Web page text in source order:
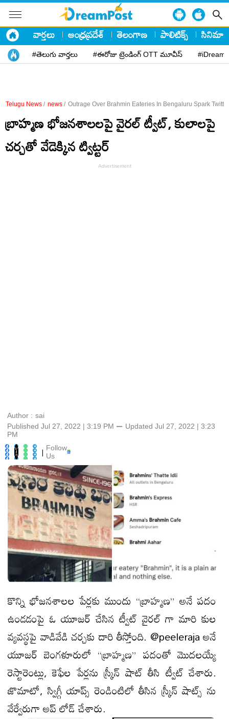
వార్తలు ఆంధ్రప్రదేశ్ తెలంగాణ పాలిటిక్స్ సినిమా
#తెలుగు వార్తలు #ఈరోజు ట్రెండింగ్ OTT మూవీస్
Telugu News / news / Outrage Over Brahmin Eateries In Bengaluru Spark
బ్రాహ్మణ భోజనశాలలపై వైరల్ ట్వీట్, కులాలపై
చర్చతో వేడెక్కిన ట్విట్టర్
Author : sai
Published Jul 27, 2022 | 3:19 PM ⚊ Updated Jul 27, 2022 | 3:23
PM
| Follow
Us
కొన్ని భోజనశాలల పేర్లకు ముందు “బ్రాహ్మణ” అనే పదం
ఉండడంపై ఓ యూజర్ చేసిన ట్వీట్ వైరల్ గా మారి కుల
వ్యవస్థపై వాడివేడి చర్చకు దారి తీస్తోంది. @peeleraja అనే
యూజర్ బెంగళూరులో “బ్రాహ్మణ” పదంతో మొదలయ్యే
రెస్టారెంట్లు, కెఫేల పేర్లను స్క్రీన్ షాట్ తీసి ట్వీట్ చేశారు.
జొమాటో, స్విగ్గీ యాప్స్ రెండింటిలో తీసిన స్క్రీన్ షాట్స్ ను
వేర్వేరుగా అప్ లోడ్ చేశారు.